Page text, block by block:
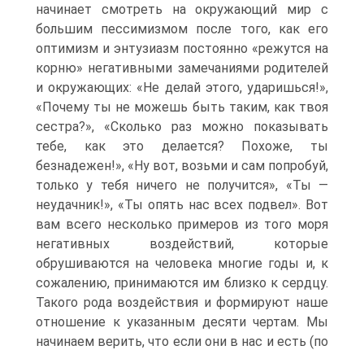
начинает смотреть на окружающий мир с
большим пессимизмом после того, как его
оптимизм и энтузиазм постоянно «режутся на
корню» негативными замечаниями родителей
и окружающих: «Не делай этого, ударишься!»,
«Почему ты не можешь быть таким, как твоя
сестра?», «Сколько раз можно показывать
тебе, как это делается? Похоже, ты
безнадежен!», «Ну вот, возьми и сам попробуй,
только у тебя ничего не получится», «Ты —
неудачник!», «Ты опять нас всех подвел». Вот
вам всего несколько примеров из того моря
негативных воздействий, которые
обрушиваются на человека многие годы и, к
сожалению, принимаются им близко к сердцу.
Такого рода воздействия и формируют наше
отношение к указанным десяти чертам. Мы
начинаем верить, что если они в нас и есть (по